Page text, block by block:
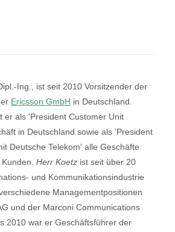
Ing., ist seit 2010 Vorsitzender der
Ericsson GmbH in Deutschland.
er als 'President Customer Unit
in Deutschland sowie als 'President
Deutsche Telekom' alle Geschäfte
HerrKoetzist seit über 20
und Kommunikationsindustrie
Managementpositionen
und der Marconi Communications
2010 war er Geschäftsführer der